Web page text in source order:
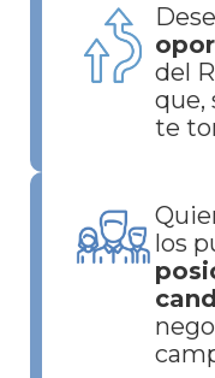
del
que,
te
los